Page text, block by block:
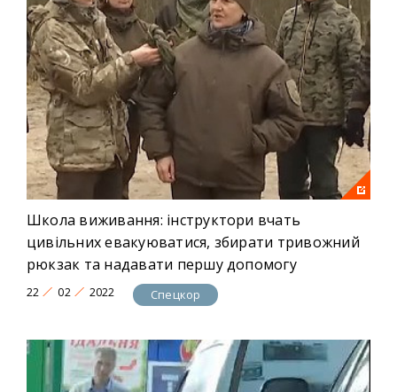
Школа виживання: інструктори вчать
цивільних евакуюватися, збирати тривожний
рюкзак та надавати першу допомогу
22 02 2022 Спецкор